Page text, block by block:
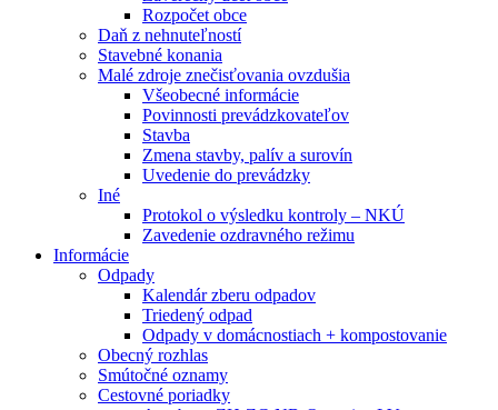
Rozpočet obce
Daň z nehnuteľností
Stavebné konania
Malé zdroje znečisťovania ovzdušia
Všeobecné informácie
Povinnosti prevádzkovateľov
Stavba
Zmena stavby, palív a surovín
Uvedenie do prevádzky
Iné
Protokol o výsledku kontroly – NKÚ
Zavedenie ozdravného režimu
Informácie
Odpady
Kalendár zberu odpadov
Triedený odpad
Odpady v domácnostiach + kompostovanie
Obecný rozhlas
Smútočné oznamy
Cestovné poriadky